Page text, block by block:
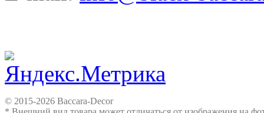
© 2015-2026 Baccara-Decor